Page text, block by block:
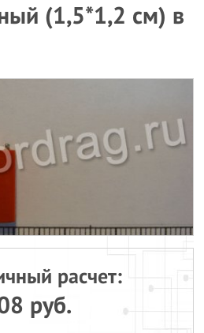
(1,5*1,2 см) в
расчет:
руб.